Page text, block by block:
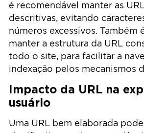
é recomendável manter as
descritivas, evitando
números excessivos. Também
manter a estrutura da URL
todo o site, para facilitar a
indexação pelos mecanismos
Impacto da URL na
usuário
Uma URL bem elaborada